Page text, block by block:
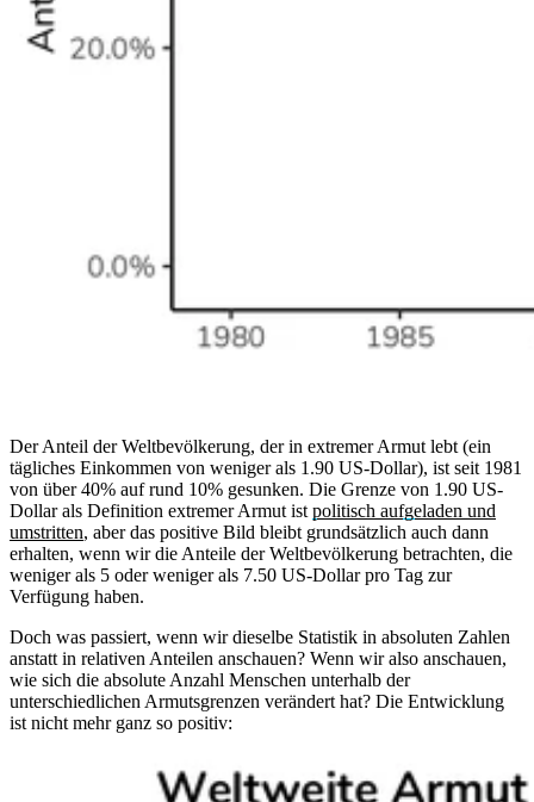
Der Anteil der Weltbevölkerung, der in extremer Armut lebt (ein
tägliches Einkommen von weniger als 1.90 US-Dollar), ist seit 1981
von über 40% auf rund 10% gesunken. Die Grenze von 1.90 US-
Dollar als Definition extremer Armut ist politisch aufgeladen und
umstritten, aber das positive Bild bleibt grundsätzlich auch dann
erhalten, wenn wir die Anteile der Weltbevölkerung betrachten, die
weniger als 5 oder weniger als 7.50 US-Dollar pro Tag zur
Verfügung haben.
Doch was passiert, wenn wir dieselbe Statistik in absoluten Zahlen
anstatt in relativen Anteilen anschauen? Wenn wir also anschauen,
wie sich die absolute Anzahl Menschen unterhalb der
unterschiedlichen Armutsgrenzen verändert hat? Die Entwicklung
ist nicht mehr ganz so positiv: